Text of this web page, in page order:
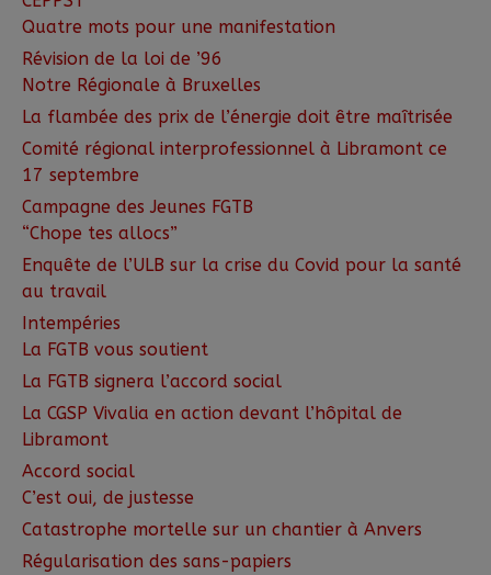
Quatre mots pour une manifestation
Révision de la loi de ’96
Notre Régionale à Bruxelles
La flambée des prix de l’énergie doit être maîtrisée
Comité régional interprofessionnel à Libramont ce
17 septembre
Campagne des Jeunes FGTB
“Chope tes allocs”
Enquête de l’ULB sur la crise du Covid pour la santé
au travail
Intempéries
La FGTB vous soutient
La FGTB signera l’accord social
La CGSP Vivalia en action devant l’hôpital de
Libramont
Accord social
C’est oui, de justesse
Catastrophe mortelle sur un chantier à Anvers
Régularisation des sans-papiers